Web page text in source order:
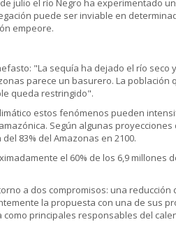
julio el río Negro ha experimentado
puede ser inviable en
empeore.
"La sequía ha dejado el río seco
parece un basurero. La población
queda restringido".
estos fenómenos pueden
Según algunas
83% del Amazonas en 2100.
el 60% de los 6,9 millones
a dos compromisos: una reducción
la propuesta con una de sus
como principales responsables del